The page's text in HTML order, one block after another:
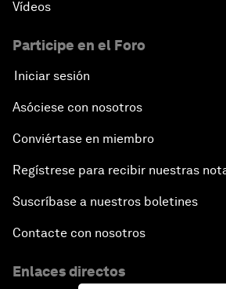
Vídeos
Participe en el Foro
Iniciar sesión
Asóciese con nosotros
Conviértase en miembro
Regístrese para recibir nuestras
Suscríbase a nuestros boletines
Contacte con nosotros
Enlaces directos